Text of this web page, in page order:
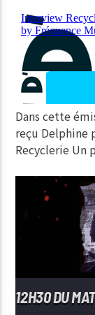
Dans cette
reçu Delphine
Recyclerie Un
12H30 DU